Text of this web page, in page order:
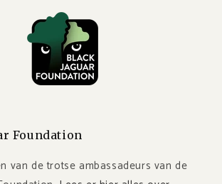
Foundation
van de trotse ambassadeurs van de